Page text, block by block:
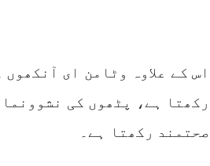
اس کے علاوہ وٹامن ای
رکھتا ہے، پٹھوں کی
صحتمند رکھتا ہے۔